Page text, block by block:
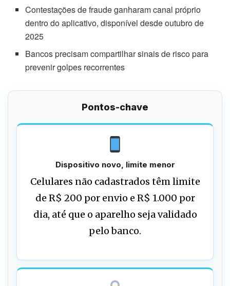
Contestações de fraude ganharam canal próprio
dentro do aplicativo, disponível desde outubro de
2025
Bancos precisam compartilhar sinais de risco para
prevenir golpes recorrentes
Pontos-chave
Dispositivo novo, limite menor
Celulares não cadastrados têm limite
de R$ 200 por envio e R$ 1.000 por
dia, até que o aparelho seja validado
pelo banco.